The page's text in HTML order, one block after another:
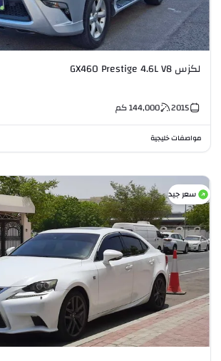
لكزس GX460 Prestige 4.6L V8
2015
144,000كم
مواصفات خليجية
سعر جيد